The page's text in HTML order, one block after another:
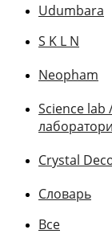
Udumbara
S K L N
Neopham
Science lab
Crystal
Словарь
Все